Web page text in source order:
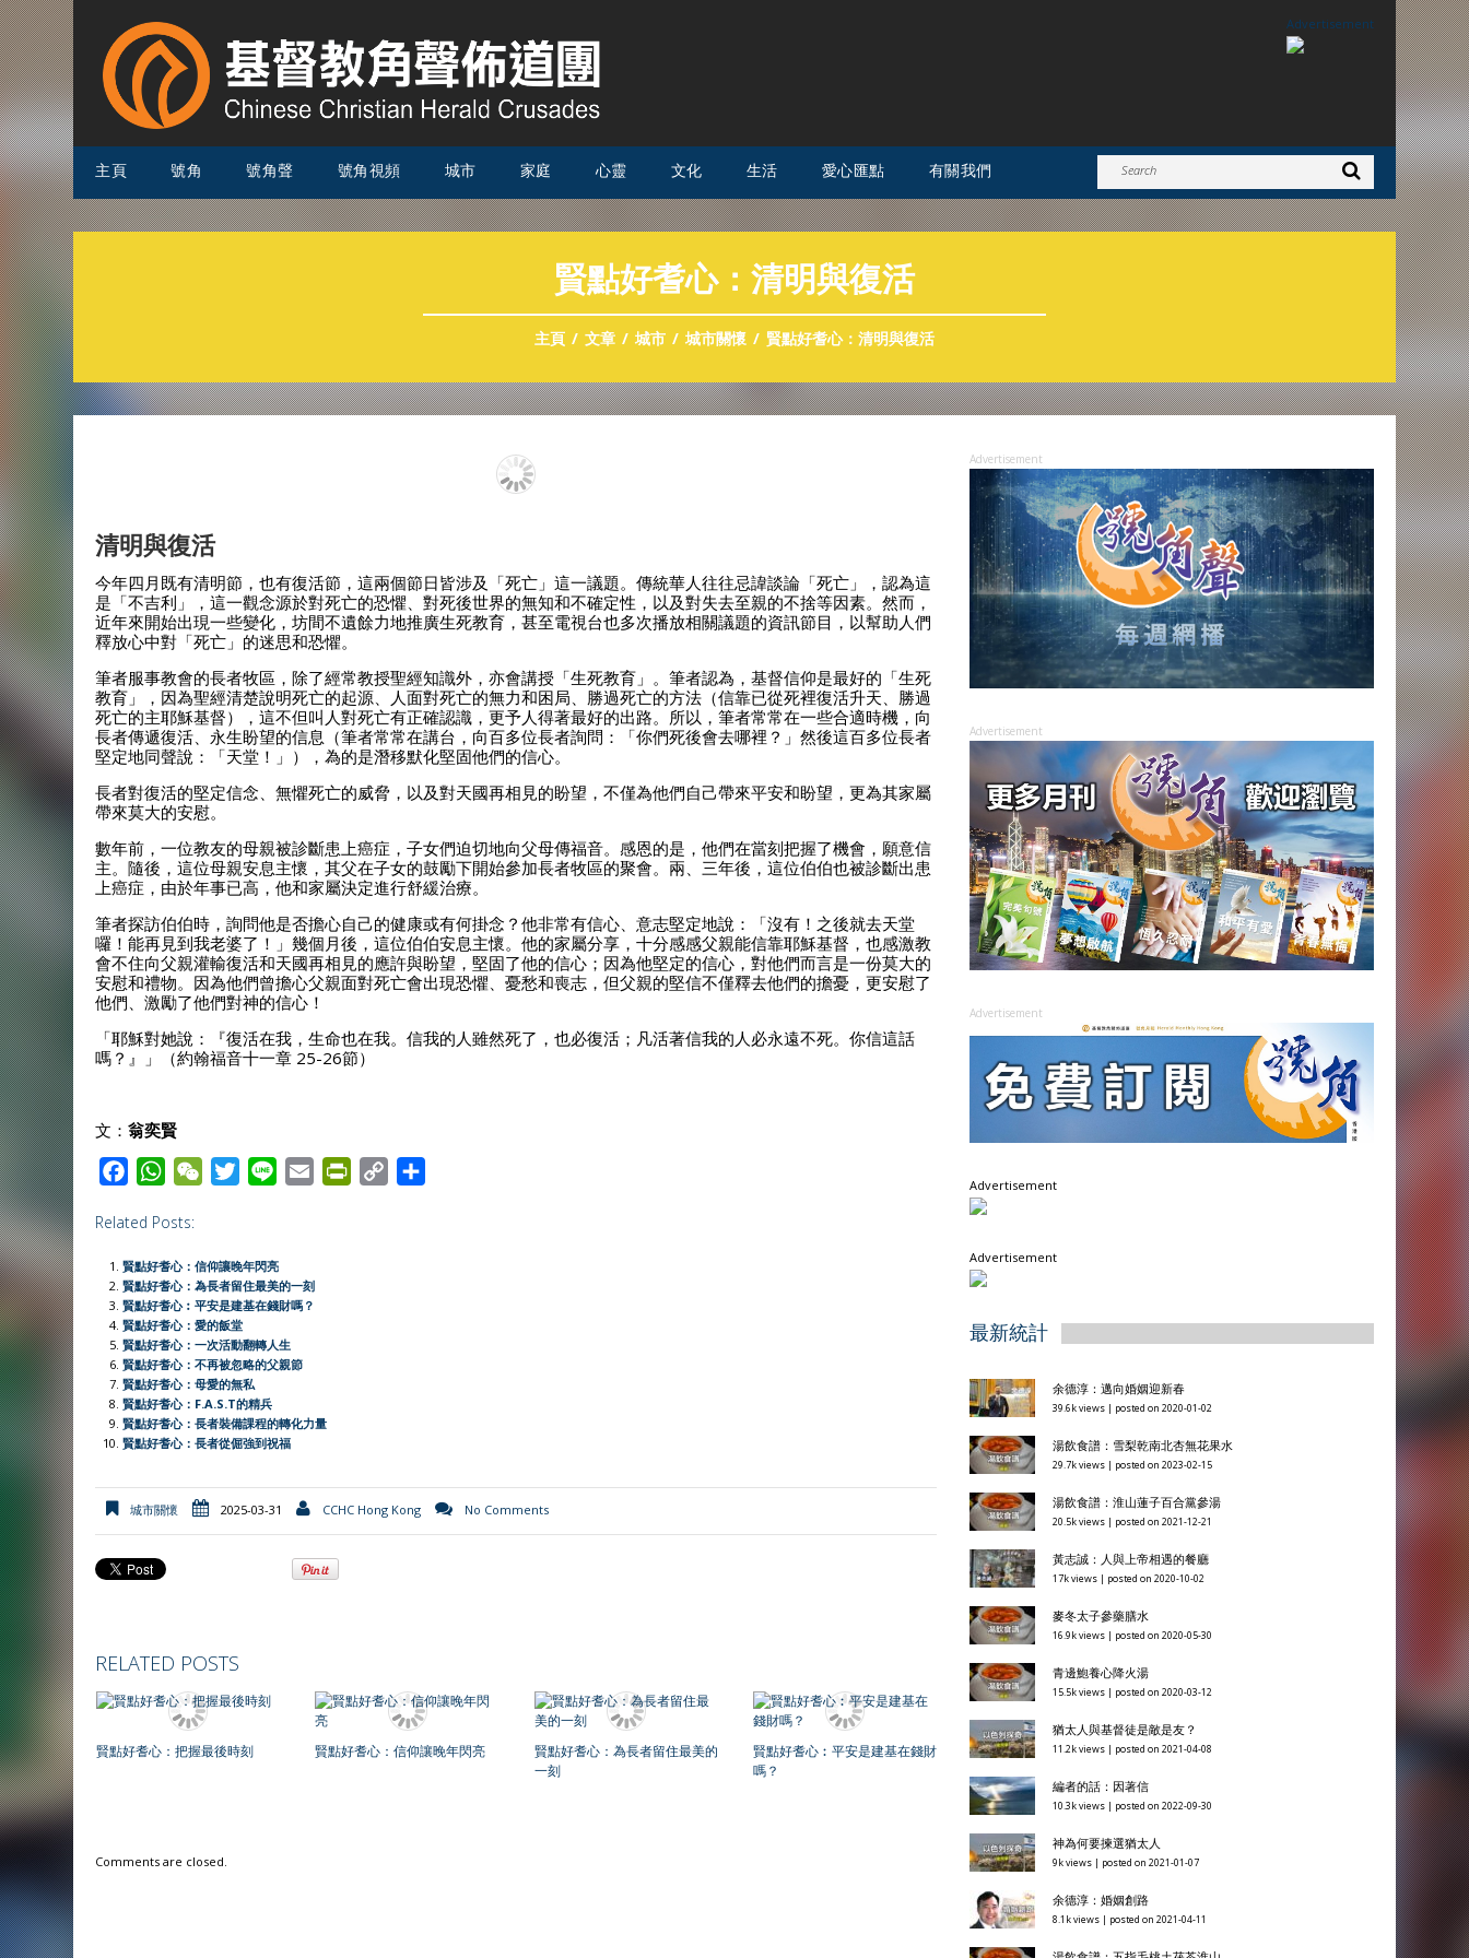
Advertisement
主頁 號角 號角聲 號角視頻 城市 家庭 心靈 文化 生活 愛心匯點 有關我們
賢點好耆心：清明與復活
主頁 文章 城市 城市關懷 賢點好耆心：清明與復活
清明與復活
今年四月既有清明節，也有復活節，這兩個節日皆涉及「死亡」這一議題。傳統華人往往忌諱談論「死亡」，認為這
是「不吉利」，這一觀念源於對死亡的恐懼、對死後世界的無知和不確定性，以及對失去至親的不捨等因素。然而，
近年來開始出現一些變化，坊間不遺餘力地推廣生死教育，甚至電視台也多次播放相關議題的資訊節目，以幫助人們
釋放心中對「死亡」的迷思和恐懼。
筆者服事教會的長者牧區，除了經常教授聖經知識外，亦會講授「生死教育」。筆者認為，基督信仰是最好的「生死
教育」，因為聖經清楚說明死亡的起源、人面對死亡的無力和困局、勝過死亡的方法（信靠已從死裡復活升天、勝過
死亡的主耶穌基督），這不但叫人對死亡有正確認識，更予人得著最好的出路。所以，筆者常常在一些合適時機，向
長者傳遞復活、永生盼望的信息（筆者常常在講台，向百多位長者詢問：「你們死後會去哪裡？」然後這百多位長者
堅定地同聲說：「天堂！」），為的是潛移默化堅固他們的信心。
長者對復活的堅定信念、無懼死亡的威脅，以及對天國再相見的盼望，不僅為他們自己帶來平安和盼望，更為其家屬
帶來莫大的安慰。
數年前，一位教友的母親被診斷患上癌症，子女們迫切地向父母傳福音。感恩的是，他們在當刻把握了機會，願意信
主。隨後，這位母親安息主懷，其父在子女的鼓勵下開始參加長者牧區的聚會。兩、三年後，這位伯伯也被診斷出患
上癌症，由於年事已高，他和家屬決定進行舒緩治療。
筆者探訪伯伯時，詢問他是否擔心自己的健康或有何掛念？他非常有信心、意志堅定地說：「沒有！之後就去天堂
囉！能再見到我老婆了！」幾個月後，這位伯伯安息主懷。他的家屬分享，十分感感父親能信靠耶穌基督，也感激教
會不住向父親灌輸復活和天國再相見的應許與盼望，堅固了他的信心；因為他堅定的信心，對他們而言是一份莫大的
安慰和禮物。因為他們曾擔心父親面對死亡會出現恐懼、憂愁和喪志，但父親的堅信不僅釋去他們的擔憂，更安慰了
他們、激勵了他們對神的信心！
「耶穌對她說：『復活在我，生命也在我。信我的人雖然死了，也必復活；凡活著信我的人必永遠不死。你信這話
嗎？』」（約翰福音十一章 25-26節）
文： 翁奕賢
c
e
b
o
o
k
W
a
t
s
A
p
p
W
h
a
t
t
t
e
r
e
l
l
y
Related Posts:
賢點好耆心：信仰讓晚年閃亮
賢點好耆心：為長者留住最美的一刻
賢點好耆心︰平安是建基在錢財嗎？
賢點好耆心：愛的飯堂
賢點好耆心：一次活動翻轉人生
賢點好耆心：不再被忽略的父親節
賢點好耆心：母愛的無私
賢點好耆心：F.A.S.T的精兵
賢點好耆心：長者裝備課程的轉化力量
賢點好耆心：長者從倔強到祝福
城市關懷 2025-03-31 CCHC Hong Kong No Comments
RELATED POSTS
賢點好耆心：把握最後時刻 賢點好耆心：信仰讓晚年閃亮
賢點好耆心：為長者留住最美的
一刻
賢點好耆心︰平安是建基在錢財
嗎？
Comments are closed.
Advertisement
Advertisement
Advertisement
Advertisement
Advertisement
最新統計
余德淳：邁向婚姻迎新春
39.6k views posted on 2020-01-02
湯飲食譜：雪梨乾南北杏無花果水
29.7k views posted on 2023-02-15
湯飲食譜：淮山蓮子百合黨參湯
20.5k views posted on 2021-12-21
黃志誠：人與上帝相遇的餐廳
17k views posted on 2020-10-02
麥冬太子參藥膳水
16.9k views posted on 2020-05-30
青邊鮑養心降火湯
15.5k views posted on 2020-03-12
猶太人與基督徒是敵是友？
11.2k views posted on 2021-04-08
編者的話：因著信
10.3k views posted on 2022-09-30
神為何要揀選猶太人
9k views posted on 2021-01-07
余德淳：婚姻創路
8.1k views posted on 2021-04-11